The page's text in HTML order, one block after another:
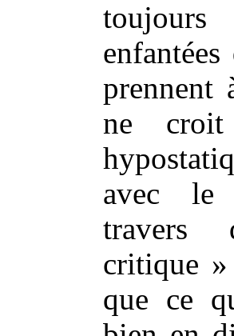
prennent
ne
avec le
travers
critique
que ce